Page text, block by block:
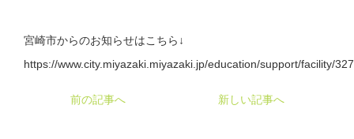
宮崎市からのお知らせはこちら↓
https://www.city.miyazaki.miyazaki.jp/education/support/facility/
前の記事へ 新しい記事へ